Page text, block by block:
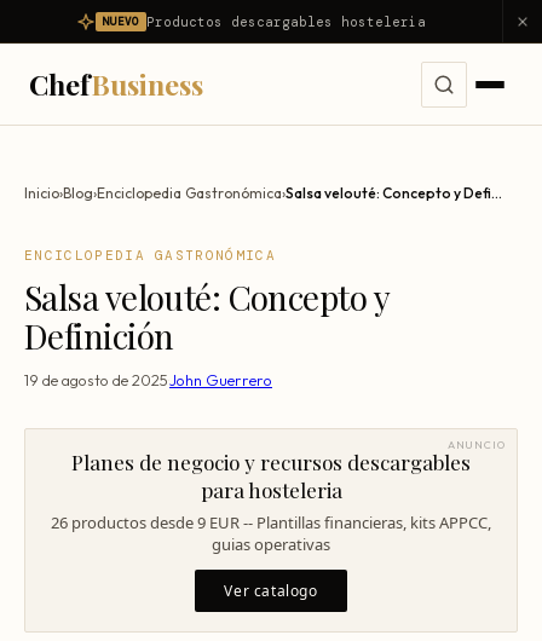
NUEVO Productos descargables hosteleria
ChefBusiness
Consultoría Integral
Dirección Gastronómica Outsourcing
Asesor Gastronómico
Consultoría Hostelería
Apertura de Restaurantes
Mentoría Gastronómica
Transformación Digital
Ver todos los problemas →
Mi restaurante no es rentable
Mi restaurante pierde dinero
Reducir food cost
Reducir costes
Reducir mermas
Escandallos de restaurante
Ingeniería de menú
Diagnóstico
Productos
Resultados
Inicio›Blog›Enciclopedia Gastronómica› Salsa velouté: Concepto y Definición
ENCICLOPEDIA GASTRONÓMICA
Salsa velouté: Concepto y
Definición
19 de agosto de 2025John Guerrero
ANUNCIO
Planes de negocio y recursos descargables
para hosteleria
26 productos desde 9 EUR -- Plantillas financieras, kits APPCC,
guias operativas
Ver catalogo